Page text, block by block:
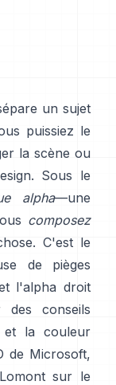
un sujet
puissiez le
la scène ou
Sous le
alpha—une
composez
C'est le
de pièges
l'alpha droit
conseils
et la couleur
de Microsoft,
sur le